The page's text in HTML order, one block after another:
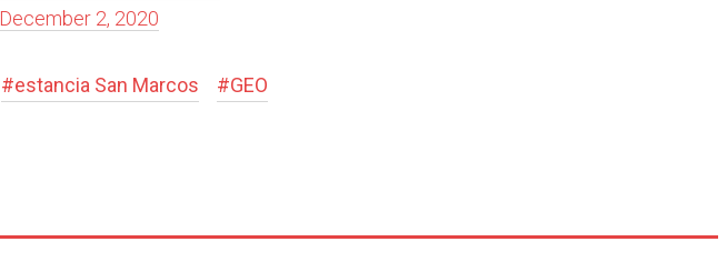
December 2, 2020
#estancia San Marcos #GEO